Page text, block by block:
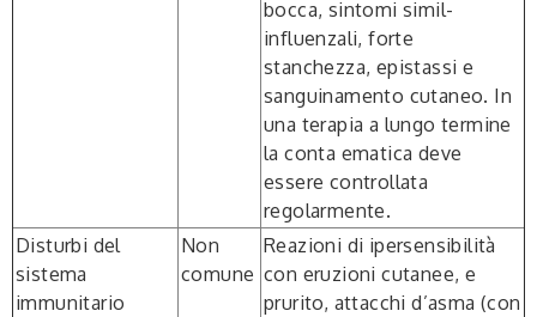
bocca, sintomi simil-
influenzali, forte
stanchezza, epistassi e
sanguinamento cutaneo. In
una terapia a lungo termine
la conta ematica deve
essere controllata
regolarmente.
Disturbi del
sistema
immunitario
Non
comune
Reazioni di ipersensibilità
con eruzioni cutanee, e
prurito, attacchi d’asma (con